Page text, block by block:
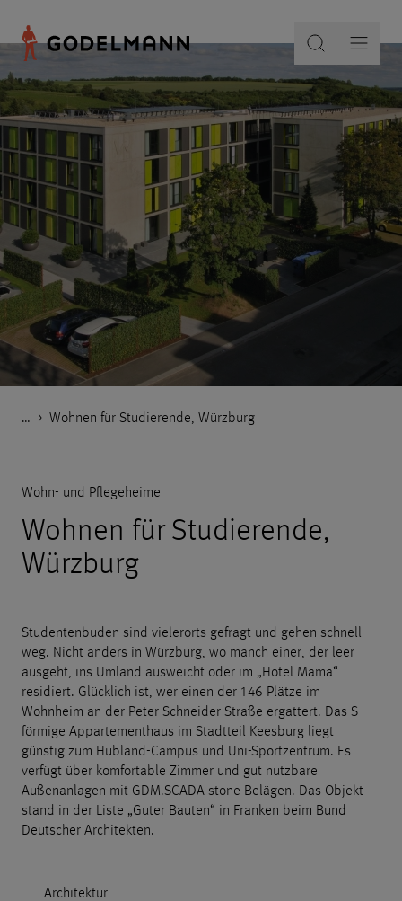
… Godelmann.de
> Referenzen
> Wohn- und Gewerbebau
> Wohn- und Pflegeheime
> Wohnen für Studierende, Würzburg
Wohn- und Pflegeheime
Wohnen für Studierende,
Würzburg
Studentenbuden sind vielerorts gefragt und gehen schnell
weg. Nicht anders in Würzburg, wo manch einer, der leer
ausgeht, ins Umland ausweicht oder im „Hotel Mama“
residiert. Glücklich ist, wer einen der 146 Plätze im
Wohnheim an der Peter-Schneider-Straße ergattert. Das S-
förmige Appartementhaus im Stadtteil Keesburg liegt
günstig zum Hubland-Campus und Uni-Sportzentrum. Es
verfügt über komfortable Zimmer und gut nutzbare
Außenanlagen mit GDM.SCADA stone Belägen. Das Objekt
stand in der Liste „Guter Bauten“ in Franken beim Bund
Deutscher Architekten.
Architektur